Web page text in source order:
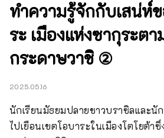
ทำความรู้จักกับเสน่ห์
ระ เมืองแห่งซากุระต
กระดาษวาชิ ②
2025.05.16
นักเรียนมัธยมปลายชาวบราซิลและ
ไปเยือนเขตโอบาระในเมืองโตโยต้า